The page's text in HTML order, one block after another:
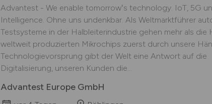
Advantest - We enable tomorrowʻs technology. IoT, 5G
Intelligence. Ohne uns undenkbar. Als Weltmarktführer
Testsysteme in der Halbleiterindustrie gehen mehr als die
weltweit produzierten Mikrochips zuerst durch unsere
Technologievorsprung gibt der Welt eine Antwort auf die
Digitalisierung, unseren Kunden die...
Advantest Europe GmbH